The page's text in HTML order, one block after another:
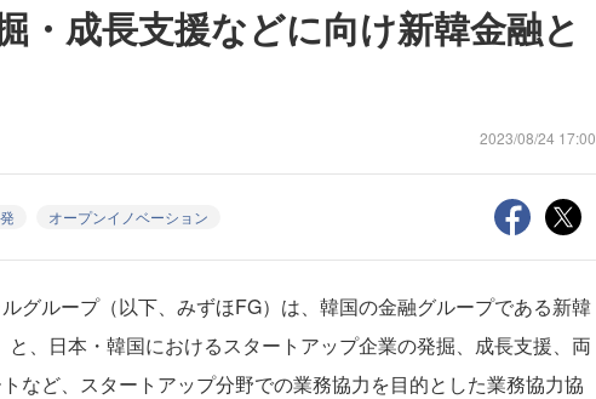
・成長支援などに向け新韓金融と
2023/08/24 17:00
オープンイノベーション
グループ（以下、みずほFG）は、韓国の金融グループである新韓
と、日本・韓国におけるスタートアップ企業の発掘、成長支援、両
など、スタートアップ分野での業務協力を目的とした業務協力協